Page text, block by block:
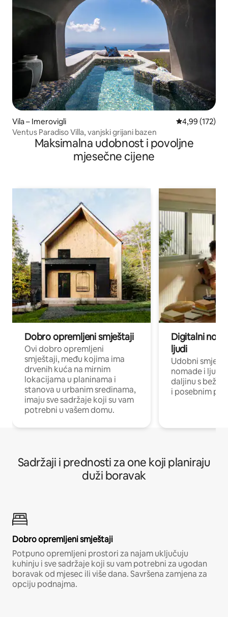
Vila – Imerovigli Prosječna
4,99 (172)
Ventus Paradiso Villa, vanjski grijani bazen
Maksimalna udobnost i povoljne
mjesečne cijene
Dobro opremljeni smještaji
Ovi dobro opremljeni
smještaji, među kojima ima
drvenih kuća na mirnim
lokacijama u planinama i
stanova u urbanim sredinama,
imaju sve sadržaje koji su vam
potrebni u vašem domu.
Digitalni
ljudi
Udobni
nomade i ljude
daljinu s
i posebnim
Sadržaji i prednosti za one koji planiraju
duži boravak
Dobro opremljeni smještaji
Potpuno opremljeni prostori za najam uključuju
kuhinju i sve sadržaje koji su vam potrebni za ugodan
boravak od mjesec ili više dana. Savršena zamjena za
opciju podnajma.